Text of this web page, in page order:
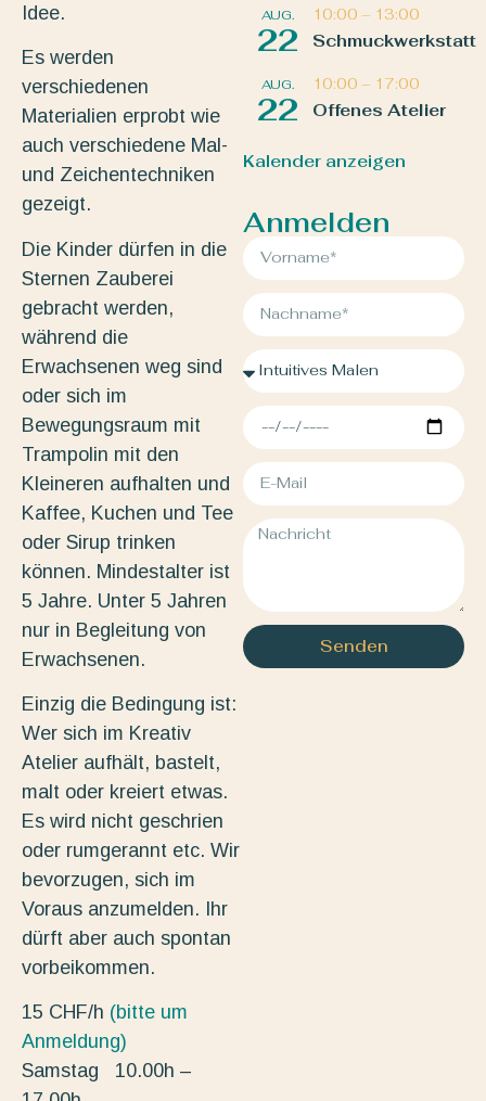
Idee.
Es werden
verschiedenen
Materialien erprobt wie
auch verschiedene Mal-
und Zeichentechniken
gezeigt.
Die Kinder dürfen in die
Sternen Zauberei
gebracht werden,
während die
Erwachsenen weg sind
oder sich im
Bewegungsraum mit
Trampolin mit den
Kleineren aufhalten und
Kaffee, Kuchen und Tee
oder Sirup trinken
können. Mindestalter ist
5 Jahre. Unter 5 Jahren
nur in Begleitung von
Erwachsenen.
Einzig die Bedingung ist:
Wer sich im Kreativ
Atelier aufhält, bastelt,
malt oder kreiert etwas.
Es wird nicht geschrien
oder rumgerannt etc. Wir
bevorzugen, sich im
Voraus anzumelden. Ihr
dürft aber auch spontan
vorbeikommen.
15 CHF/h (bitte um
Anmeldung)
Samstag 10.00h –
AUG.
22
10:00 – 13:00
Schmuckwerkstatt
AUG.
22
10:00 – 17:00
Offenes Atelier
Kalender anzeigen
Anmelden
Senden